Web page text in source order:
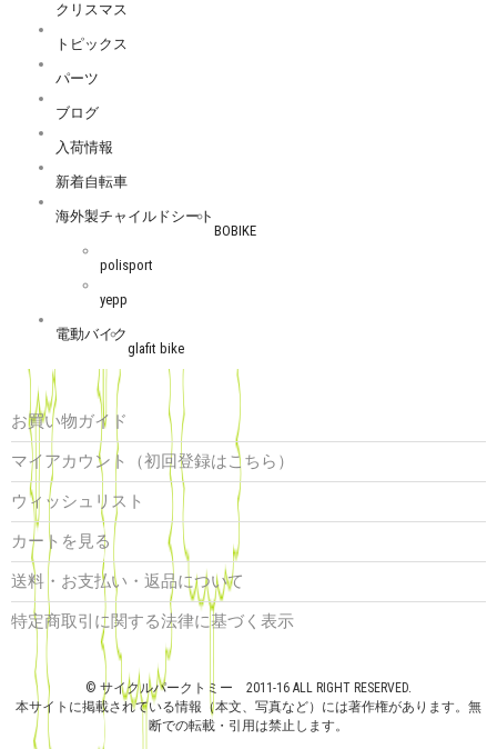
クリスマス
トピックス
パーツ
ブログ
入荷情報
新着自転車
海外製チャイルドシート
BOBIKE
polisport
yepp
電動バイク
glafit bike
お買い物ガイド
マイアカウント（初回登録はこちら）
ウィッシュリスト
カートを見る
送料・お支払い・返品について
特定商取引に関する法律に基づく表示
© サイクルパークトミー 2011-16 ALL RIGHT RESERVED.
本サイトに掲載されている情報（本文、写真など）には著作権があります。無
断での転載・引用は禁止します。